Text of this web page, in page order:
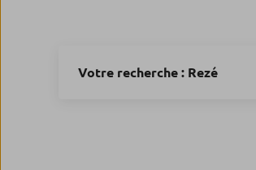
Votre recherche : Rezé